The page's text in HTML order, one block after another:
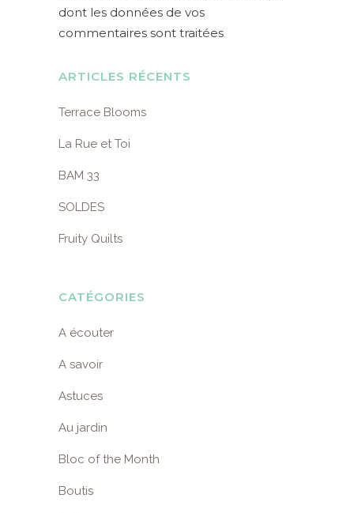
dont les données de vos
commentaires sont traitées.
ARTICLES RÉCENTS
Terrace Blooms
La Rue et Toi
BAM 33
SOLDES
Fruity Quilts
CATÉGORIES
A écouter
A savoir
Astuces
Au jardin
Bloc of the Month
Boutis